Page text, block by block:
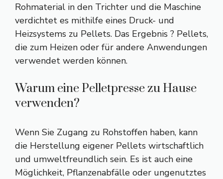
Rohmaterial in den Trichter und die Maschine
verdichtet es mithilfe eines Druck- und
Heizsystems zu Pellets. Das Ergebnis ? Pellets,
die zum Heizen oder für andere Anwendungen
verwendet werden können.
Warum eine Pelletpresse zu Hause
verwenden?
Wenn Sie Zugang zu Rohstoffen haben, kann
die Herstellung eigener Pellets wirtschaftlich
und umweltfreundlich sein. Es ist auch eine
Möglichkeit, Pflanzenabfälle oder ungenutztes